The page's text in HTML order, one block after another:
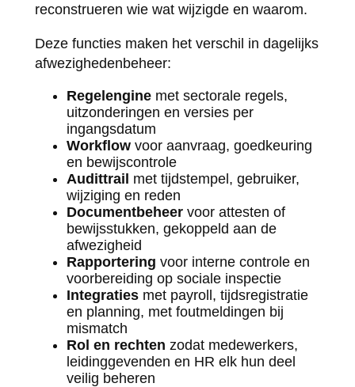
reconstrueren wie wat wijzigde en waarom.
Deze functies maken het verschil in dagelijks
afwezighedenbeheer:
Regelenginemet sectorale regels,
uitzonderingen en versies per
ingangsdatum
Workflowvoor aanvraag, goedkeuring
en bewijscontrole
Audittrail met tijdstempel, gebruiker,
wijziging en reden
Documentbeheervoor attesten of
bewijsstukken, gekoppeld aan de
afwezigheid
Rapportering voor interne controle en
voorbereiding op sociale inspectie
Integratiesmet payroll, tijdsregistratie
en planning, met foutmeldingen bij
mismatch
Rol en rechten zodat medewerkers,
leidinggevenden en HR elk hun deel
veilig beheren